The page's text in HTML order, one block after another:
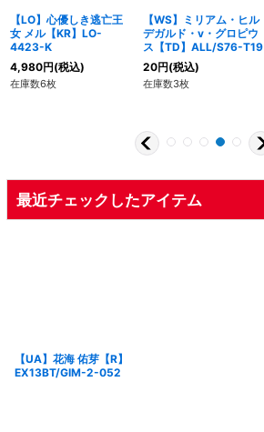
【LO】心優しき逃亡王
女 メル【KR】LO-
4423-K
4,980円(税込)
在庫数6枚
【WS】ミリアム・ヒル
デガルド・v・グロピウ
ス【TD】ALL/S76-T19
20円(税込)
在庫数3枚
最近チェックしたアイテム
【UA】花海 佑芽【R】
EX13BT/GIM-2-052